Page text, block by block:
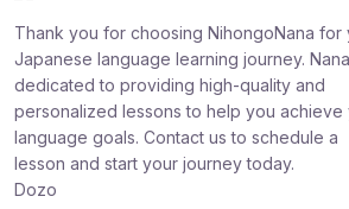
Thank you for choosing NihongoNana for
Japanese language learning journey.
dedicated to providing high-quality and
personalized lessons to help you achieve
language goals. Contact us to schedule a
lesson and start your journey today.
Dozo